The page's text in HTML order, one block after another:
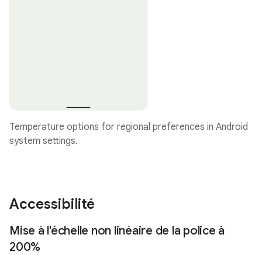
Temperature options for regional preferences in Android
system settings.
Accessibilité
Mise à l'échelle non linéaire de la police à
200%